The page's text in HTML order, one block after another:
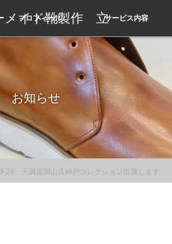
メイド靴製作 立
プロフィール サービス内容
お知らせ
24 天満屋岡山店神戸コレクション出展します